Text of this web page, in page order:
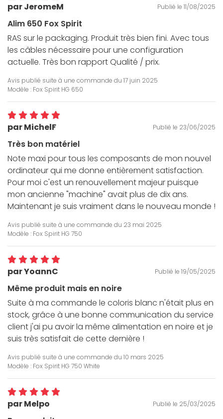
par JeromeM Publié le 11/08/2025
Alim 650 Fox Spirit
RAS sur le packaging. Produit très bien fini. Avec tous
les câbles nécessaire pour une configuration
actuelle. Très bon rapport Qualité / prix.
Avis publié suite à une commande du 17 juin 2025
Modèle : Fox Spirit HG 650
par MichelF Publié le 23/06/2025
Très bon matériel
Note maxi pour tous les composants de mon nouvel
ordinateur qui me donne entièrement satisfaction.
Pour moi c'est un renouvellement majeur puisque
mon ancienne "machine" avait plus de dix ans.
Maintenant je suis vraiment dans le nouveau monde !
Avis publié suite à une commande du 23 mai 2025
Modèle : Fox Spirit HG 750
par YoannC Publié le 19/05/2025
Même produit mais en noire
Suite à ma commande le coloris blanc n'était plus en
stock, grâce à une bonne communication du service
client j'ai pu avoir la même alimentation en noire et je
suis très satisfait de cette dernière !
Avis publié suite à une commande du 10 mars 2025
Modèle : Fox Spirit HG 750 White
par Melpo Publié le 25/03/2025